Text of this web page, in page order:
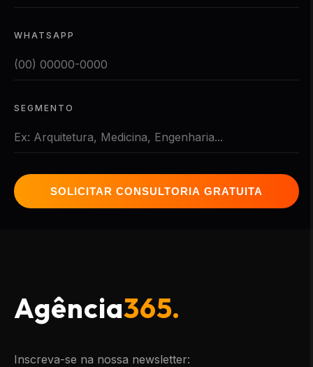
WHATSAPP
SEGMENTO
SOLICITAR CONSULTORIA GRATUITA
Agência365.
Inscreva-se na nossa newsletter: